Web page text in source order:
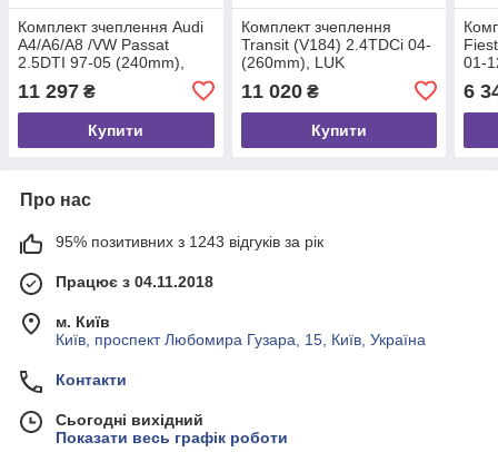
Комплект зчеплення Audi
A4/A6/A8 /VW Passat
2.5DTI 97-05 (240mm),
11 297 ₴
Купити
Комплект зчеплення
Transit (V184) 2.4TDCi 04-
(260mm), LUK
11 020₴
Купити
01-
6
Про нас
95% позитивних з 1243 відгуків за рік
Працює з 04.11.2018
м. Київ
Київ, проспект Любомира Гузара, 15, Київ, Україна
Контакти
Сьогодні вихідний
Показати весь графік роботи